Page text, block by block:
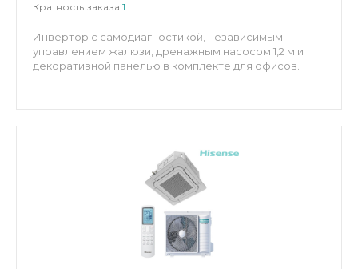
Кратность заказа 1
Инвертор с самодиагностикой, независимым
управлением жалюзи, дренажным насосом 1,2 м и
декоративной панелью в комплекте для офисов.